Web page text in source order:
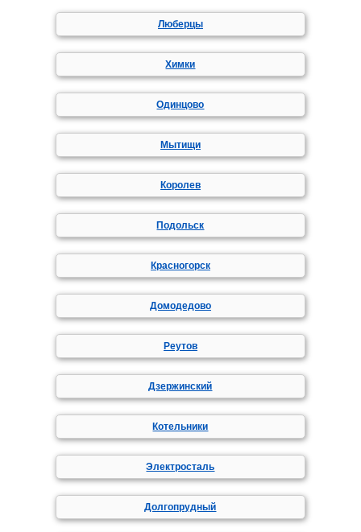
Люберцы
Химки
Одинцово
Мытищи
Королев
Подольск
Красногорск
Домодедово
Реутов
Дзержинский
Котельники
Электросталь
Долгопрудный